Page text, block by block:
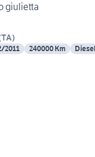
giulietta
TA)
2011 240000 Km Diesel